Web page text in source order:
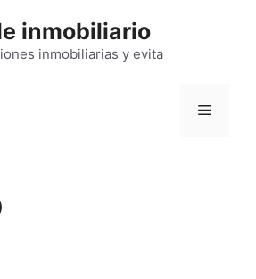
inmobiliario
inmobiliarias y evita
Menú